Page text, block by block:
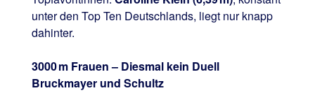
unter den Top Ten Deutschlands, liegt nur knapp
dahinter.
3000 m Frauen – Diesmal kein Duell
Bruckmayer und Schultz